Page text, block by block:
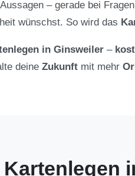
Aussagen – gerade bei
wünschst. So wird das
in Ginsweiler –
deine Zukunft mit mehr